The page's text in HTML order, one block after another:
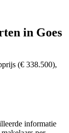
in Goes
(€ 338.500),
informatie